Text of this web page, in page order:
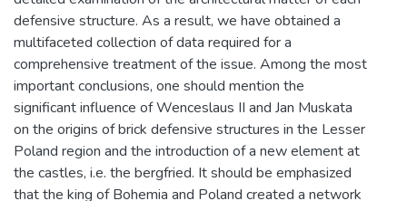
defensive structure. As a result, we have obtained a
multifaceted collection of data required for a
comprehensive treatment of the issue. Among the most
important conclusions, one should mention the
significant influence of Wenceslaus II and Jan Muskata
on the origins of brick defensive structures in the Lesser
Poland region and the introduction of a new element at
the castles, i.e. the bergfried. It should be emphasized
that the king of Bohemia and Poland created a network